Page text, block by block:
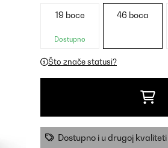
19 boce
Dostupno
46 boca
Što znače statusi?
Dostupno i u drugoj kvaliteti